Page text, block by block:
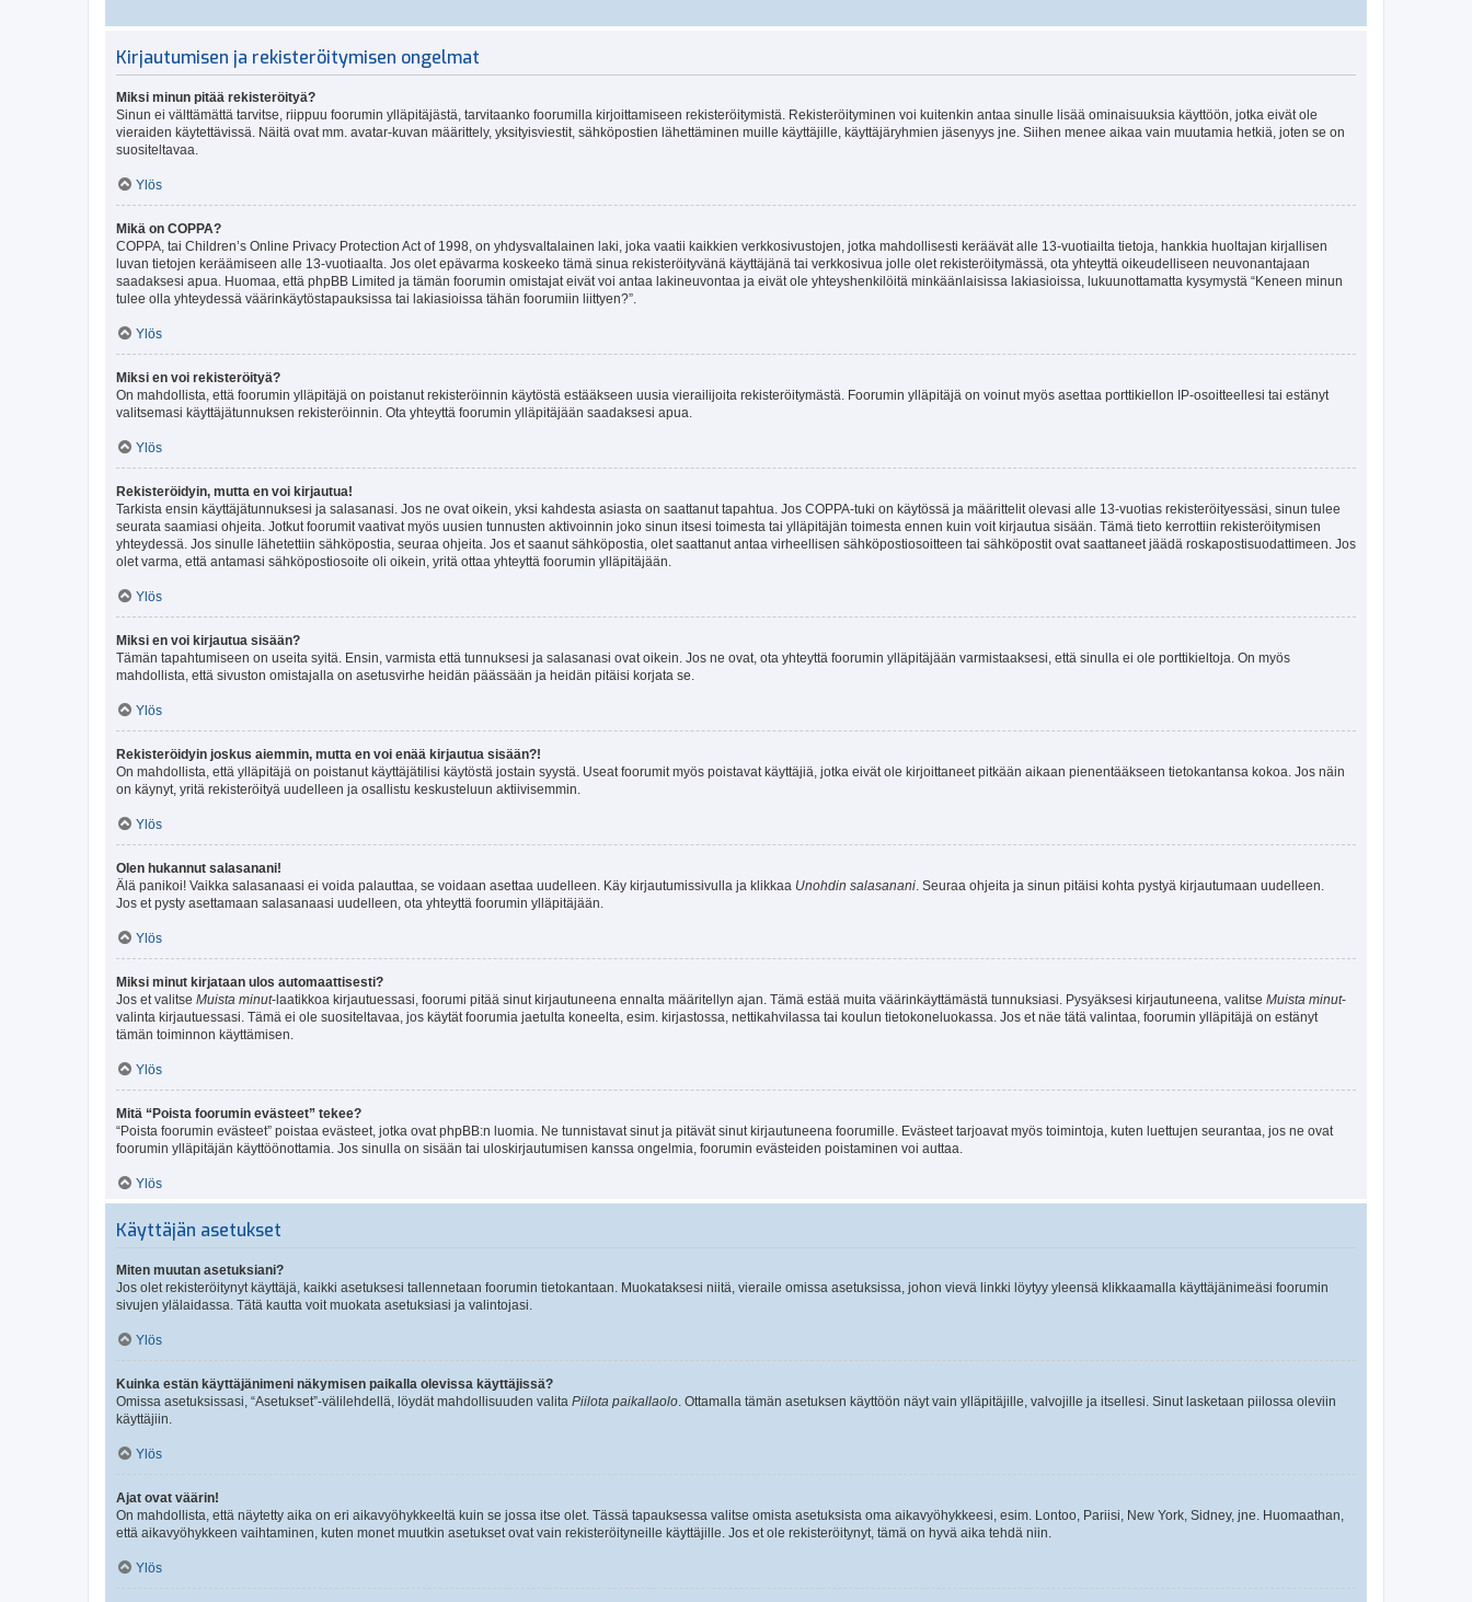
Kirjautumisen ja rekisteröitymisen ongelmat
Miksi minun pitää rekisteröityä?
Sinun ei välttämättä tarvitse, riippuu foorumin ylläpitäjästä, tarvitaanko foorumilla kirjoittamiseen rekisteröitymistä. Rekisteröityminen voi kuitenkin antaa sinulle lisää ominaisuuksia käyttöön, jotka eivät ole
vieraiden käytettävissä. Näitä ovat mm. avatar-kuvan määrittely, yksityisviestit, sähköpostien lähettäminen muille käyttäjille, käyttäjäryhmien jäsenyys jne. Siihen menee aikaa vain muutamia hetkiä, joten se on
suositeltavaa.
Ylös
Mikä on COPPA?
COPPA, tai Children’s Online Privacy Protection Act of 1998, on yhdysvaltalainen laki, joka vaatii kaikkien verkkosivustojen, jotka mahdollisesti keräävät alle 13-vuotiailta tietoja, hankkia huoltajan kirjallisen
luvan tietojen keräämiseen alle 13-vuotiaalta. Jos olet epävarma koskeeko tämä sinua rekisteröityvänä käyttäjänä tai verkkosivua jolle olet rekisteröitymässä, ota yhteyttä oikeudelliseen neuvonantajaan
saadaksesi apua. Huomaa, että phpBB Limited ja tämän foorumin omistajat eivät voi antaa lakineuvontaa ja eivät ole yhteyshenkilöitä minkäänlaisissa lakiasioissa, lukuunottamatta kysymystä “Keneen minun
tulee olla yhteydessä väärinkäytöstapauksissa tai lakiasioissa tähän foorumiin liittyen?”.
Ylös
Miksi en voi rekisteröityä?
On mahdollista, että foorumin ylläpitäjä on poistanut rekisteröinnin käytöstä estääkseen uusia vierailijoita rekisteröitymästä. Foorumin ylläpitäjä on voinut myös asettaa porttikiellon IP-osoitteellesi tai estänyt
valitsemasi käyttäjätunnuksen rekisteröinnin. Ota yhteyttä foorumin ylläpitäjään saadaksesi apua.
Ylös
Rekisteröidyin, mutta en voi kirjautua!
Tarkista ensin käyttäjätunnuksesi ja salasanasi. Jos ne ovat oikein, yksi kahdesta asiasta on saattanut tapahtua. Jos COPPA-tuki on käytössä ja määrittelit olevasi alle 13-vuotias rekisteröityessäsi, sinun tulee
seurata saamiasi ohjeita. Jotkut foorumit vaativat myös uusien tunnusten aktivoinnin joko sinun itsesi toimesta tai ylläpitäjän toimesta ennen kuin voit kirjautua sisään. Tämä tieto kerrottiin rekisteröitymisen
yhteydessä. Jos sinulle lähetettiin sähköpostia, seuraa ohjeita. Jos et saanut sähköpostia, olet saattanut antaa virheellisen sähköpostiosoitteen tai sähköpostit ovat saattaneet jäädä roskapostisuodattimeen. Jos
olet varma, että antamasi sähköpostiosoite oli oikein, yritä ottaa yhteyttä foorumin ylläpitäjään.
Ylös
Miksi en voi kirjautua sisään?
Tämän tapahtumiseen on useita syitä. Ensin, varmista että tunnuksesi ja salasanasi ovat oikein. Jos ne ovat, ota yhteyttä foorumin ylläpitäjään varmistaaksesi, että sinulla ei ole porttikieltoja. On myös
mahdollista, että sivuston omistajalla on asetusvirhe heidän päässään ja heidän pitäisi korjata se.
Ylös
Rekisteröidyin joskus aiemmin, mutta en voi enää kirjautua sisään?!
On mahdollista, että ylläpitäjä on poistanut käyttäjätilisi käytöstä jostain syystä. Useat foorumit myös poistavat käyttäjiä, jotka eivät ole kirjoittaneet pitkään aikaan pienentääkseen tietokantansa kokoa. Jos näin
on käynyt, yritä rekisteröityä uudelleen ja osallistu keskusteluun aktiivisemmin.
Ylös
Olen hukannut salasanani!
Älä panikoi! Vaikka salasanaasi ei voida palauttaa, se voidaan asettaa uudelleen. Käy kirjautumissivulla ja klikkaa Unohdin salasanani . Seuraa ohjeita ja sinun pitäisi kohta pystyä kirjautumaan uudelleen.
Jos et pysty asettamaan salasanaasi uudelleen, ota yhteyttä foorumin ylläpitäjään.
Ylös
Miksi minut kirjataan ulos automaattisesti?
Jos et valitse Muista minut-laatikkoa kirjautuessasi, foorumi pitää sinut kirjautuneena ennalta määritellyn ajan. Tämä estää muita väärinkäyttämästä tunnuksiasi. Pysyäksesi kirjautuneena, valitse Muista minut-
valinta kirjautuessasi. Tämä ei ole suositeltavaa, jos käytät foorumia jaetulta koneelta, esim. kirjastossa, nettikahvilassa tai koulun tietokoneluokassa. Jos et näe tätä valintaa, foorumin ylläpitäjä on estänyt
tämän toiminnon käyttämisen.
Ylös
Mitä “Poista foorumin evästeet” tekee?
“Poista foorumin evästeet” poistaa evästeet, jotka ovat phpBB:n luomia. Ne tunnistavat sinut ja pitävät sinut kirjautuneena foorumille. Evästeet tarjoavat myös toimintoja, kuten luettujen seurantaa, jos ne ovat
foorumin ylläpitäjän käyttöönottamia. Jos sinulla on sisään tai uloskirjautumisen kanssa ongelmia, foorumin evästeiden poistaminen voi auttaa.
Ylös
Käyttäjän asetukset
Miten muutan asetuksiani?
Jos olet rekisteröitynyt käyttäjä, kaikki asetuksesi tallennetaan foorumin tietokantaan. Muokataksesi niitä, vieraile omissa asetuksissa, johon vievä linkki löytyy yleensä klikkaamalla käyttäjänimeäsi foorumin
sivujen ylälaidassa. Tätä kautta voit muokata asetuksiasi ja valintojasi.
Ylös
Kuinka estän käyttäjänimeni näkymisen paikalla olevissa käyttäjissä?
Omissa asetuksissasi, “Asetukset”-välilehdellä, löydät mahdollisuuden valita Piilota paikallaolo . Ottamalla tämän asetuksen käyttöön näyt vain ylläpitäjille, valvojille ja itsellesi. Sinut lasketaan piilossa oleviin
käyttäjiin.
Ylös
Ajat ovat väärin!
On mahdollista, että näytetty aika on eri aikavyöhykkeeltä kuin se jossa itse olet. Tässä tapauksessa valitse omista asetuksista oma aikavyöhykkeesi, esim. Lontoo, Pariisi, New York, Sidney, jne. Huomaathan,
että aikavyöhykkeen vaihtaminen, kuten monet muutkin asetukset ovat vain rekisteröityneille käyttäjille. Jos et ole rekisteröitynyt, tämä on hyvä aika tehdä niin.
Ylös